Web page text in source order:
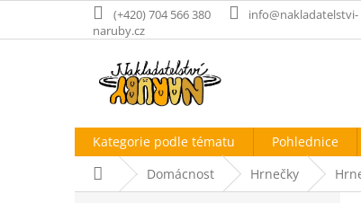
obsah
(+420) 704 566 380
info@nakladatelstvi-
naruby.cz
Kategorie podle tématu Pohlednice
Domů Domácnost Hrnečky